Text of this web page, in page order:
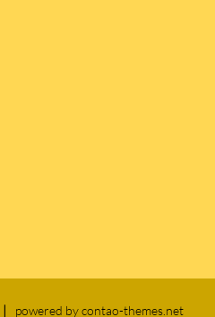
powered bycontao-themes.net